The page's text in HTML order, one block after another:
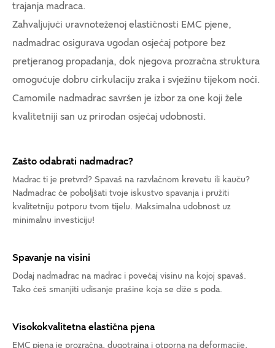
trajanja madraca.
Zahvaljujući uravnoteženoj elastičnosti EMC pjene,
nadmadrac osigurava ugodan osjećaj potpore bez
pretjeranog propadanja, dok njegova prozračna struktura
omogućuje dobru cirkulaciju zraka i svježinu tijekom noći.
Camomile nadmadrac savršen je izbor za one koji žele
kvalitetniji san uz prirodan osjećaj udobnosti.
Zašto odabrati nadmadrac?
Madrac ti je pretvrd? Spavaš na razvlačnom krevetu ili kauču?
Nadmadrac će poboljšati tvoje iskustvo spavanja i pružiti
kvalitetniju potporu tvom tijelu. Maksimalna udobnost uz
minimalnu investiciju!
Spavanje na visini
Dodaj nadmadrac na madrac i povećaj visinu na kojoj spavaš.
Tako ćeš smanjiti udisanje prašine koja se diže s poda.
Visokokvalitetna elastična pjena
EMC pjena je prozračna, dugotrajna i otporna na deformacije,